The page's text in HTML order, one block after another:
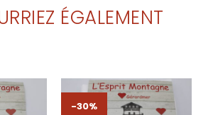
ÉGALEMENT
-30%